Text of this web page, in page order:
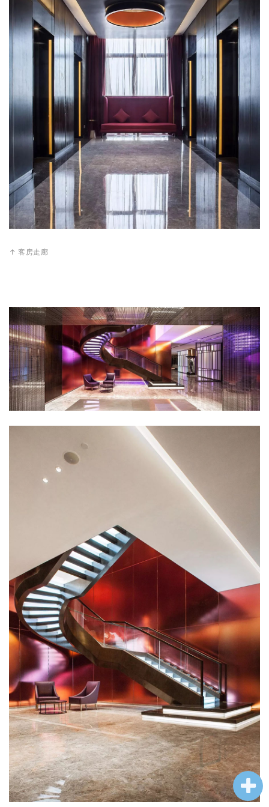
↑ 客房走廊